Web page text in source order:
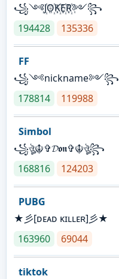
꧁༺J꙰O꙰K꙰E꙰R꙰༻꧂
194428
135336
FF
꧁༺nickname༻꧂
178814
119988
Simbol
꧁ঔৣ☬✞𝓓𝖔𝖓✞☬ঔৣ꧂
168816
124203
PUBG
★彡[ᴅᴇᴀᴅ ᴋɪʟʟᴇʀ]彡★
163960
69044
tiktok